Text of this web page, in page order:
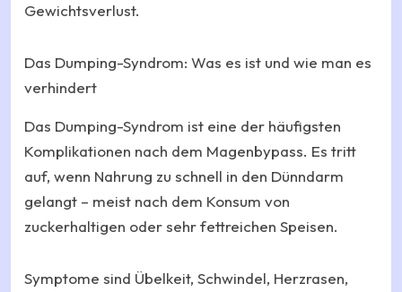
Gewichtsverlust.
Das Dumping-Syndrom: Was es ist und wie man es
verhindert
Das Dumping-Syndrom ist eine der häufigsten
Komplikationen nach dem Magenbypass. Es tritt
auf, wenn Nahrung zu schnell in den Dünndarm
gelangt – meist nach dem Konsum von
zuckerhaltigen oder sehr fettreichen Speisen.
Symptome sind Übelkeit, Schwindel, Herzrasen,